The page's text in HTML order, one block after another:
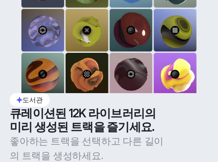
도서관
큐레이션된 12K 라이브러리의
미리 생성된 트랙을 즐기세요.
좋아하는 트랙을 선택하고 다른 길이
의 트랙을 생성하세요.